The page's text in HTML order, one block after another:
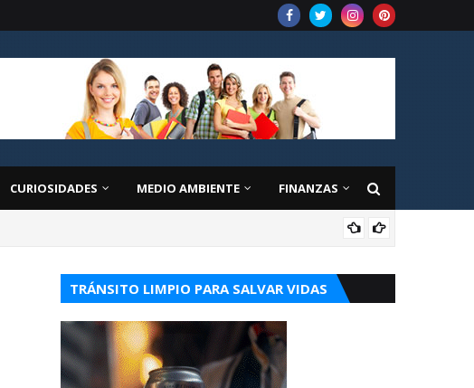
CURIOSIDADES MEDIO AMBIENTE FINANZAS
TRÁNSITO LIMPIO PARA SALVAR VIDAS